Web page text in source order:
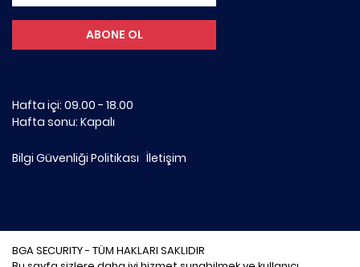
Hafta içi: 09.00 - 18.00
Hafta sonu: Kapalı
Bilgi Güvenliği Politikası İletişim
BGA SECURITY - TÜM HAKLARI SAKLIDIR